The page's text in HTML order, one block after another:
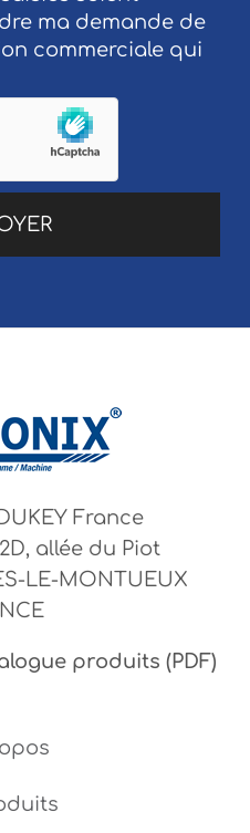
ma demande de
commerciale qui
France
allée du Piot
LE-MONTUEUX
produits (PDF)